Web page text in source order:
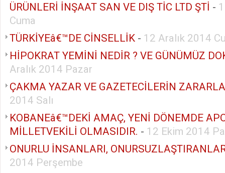
ÜRÜNLERİ İNŞAAT SAN VE DIŞ TİC LTD ŞTİ -
Cuma
TÜRKİYEâ€™DE CİNSELLİK - 12 Aralık 2014
HİPOKRAT YEMİNİ NEDİR ? VE GÜNÜMÜZ
Aralık 2014 Pazar
ÇAKMA YAZAR VE GAZETECİLERİN
2014 Salı
KOBANEâ€™DEKİ AMAÇ, YENİ DÖNEMDE
MİLLETVEKİLİ OLMASIDIR. - 12 Ekim 2014
ONURLU İNSANLARI,
2014 Perşembe